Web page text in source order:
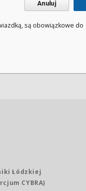
Anuluj
są obowiązkowe do
Łódzkiej
CYBRA)